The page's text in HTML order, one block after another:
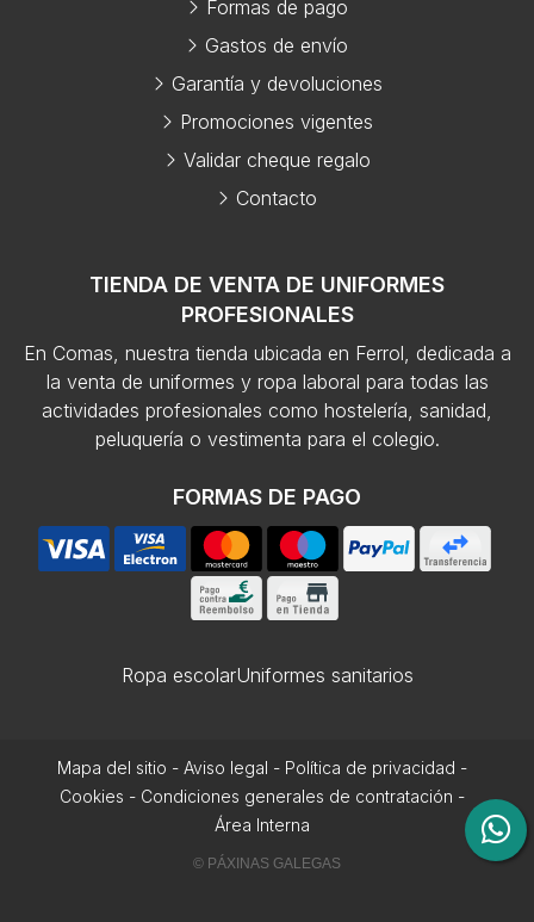
TIENDA DE VENTA DE UNIFORMES
PROFESIONALES
En Comas, nuestra tienda ubicada en Ferrol, dedicada a
la venta de uniformes y ropa laboral para todas las
actividades profesionales como hostelería, sanidad,
peluquería o vestimenta para el colegio.
FORMAS DE PAGO
Formas de pago
Gastos de envío
Garantía y devoluciones
Promociones vigentes
Validar cheque regalo
Contacto
Ropa escolarUniformes sanitarios
Mapa del sitio - Aviso legal - Política de privacidad -
Cookies - Condiciones generales de contratación -
Área Interna
© PÁXINAS GALEGAS